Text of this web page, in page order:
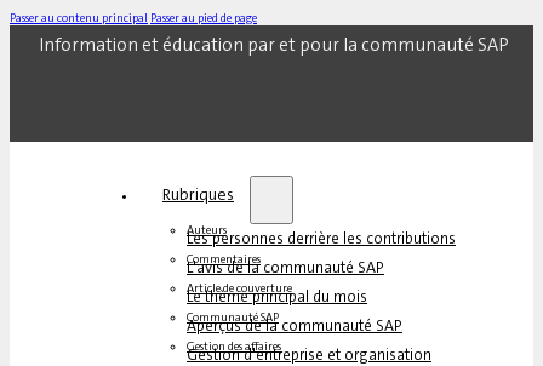
Passer au contenu principal Passer au pied de page
Information et éducation par et pour la communauté SAP
Rubriques
Auteurs
Les personnes derrière les contributions
Commentaires
L'avis de la communauté SAP
Article de couverture
Le thème principal du mois
Communauté SAP
Aperçus de la communauté SAP
Gestion des affaires
Gestion d'entreprise et organisation